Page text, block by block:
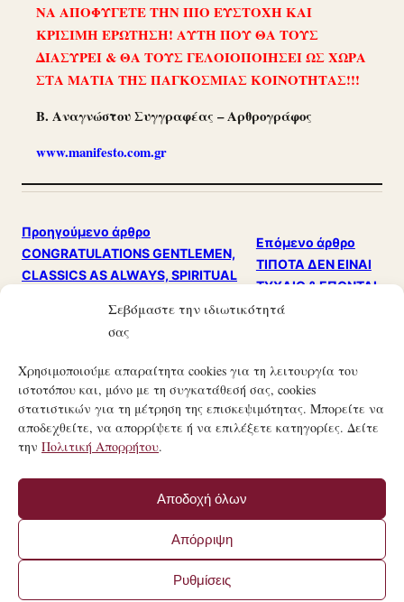
Σεβόμαστε την ιδιωτικότητά
σας
Χρησιμοποιούμε απαραίτητα cookies για τη λειτουργία του
ιστοτόπου και, μόνο με τη συγκατάθεσή σας, cookies
στατιστικών για τη μέτρηση της επισκεψιμότητας. Μπορείτε να
αποδεχθείτε, να απορρίψετε ή να επιλέξετε κατηγορίες. Δείτε
την Πολιτική Απορρήτου.
Αποδοχή όλων
Απόρριψη
Ρυθμίσεις
ΝΑ ΑΠΟΦΥΓΕΤΕ ΤΗΝ ΠΙΟ ΕΥΣΤΟΧΗ ΚΑΙ
ΚΡΙΣΙΜΗ ΕΡΩΤΗΣΗ! ΑΥΤΗ ΠΟΥ ΘΑ ΤΟΥΣ
ΔΙΑΣΥΡΕΙ & ΘΑ ΤΟΥΣ ΓΕΛΟΙΟΠΟΙΗΣΕΙ ΩΣ ΧΩΡΑ
ΣΤΑ ΜΑΤΙΑ ΤΗΣ ΠΑΓΚΟΣΜΙΑΣ ΚΟΙΝΟΤΗΤΑΣ!!!
Β. Αναγνώστου Συγγραφέας – Αρθρογράφος
www.manifesto.com.gr
Προηγούμενο άρθρο
CONGRATULATIONS GENTLEMEN,
CLASSICS AS ALWAYS, SPIRITUAL
Επόμενο άρθρο
ΤΙΠΟΤΑ ΔΕΝ ΕΙΝΑΙ
ΤΥΧΑΙΟ & ΕΠΟΝΤΑΙ
ΤΑ ΧΕΙΡΟΤΕΡΑ!
21ΟΣ ΑΙΏΝΑΣ
ΠΟΛΙΤΙΚΉ ΑΠΟΡΡΉΤΟΥ